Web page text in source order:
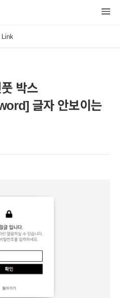
Link
박스
글자 안보이는